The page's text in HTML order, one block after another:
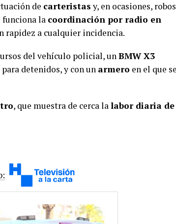
de carteristasy, en ocasiones, robos
funciona la coordinación por radio en
rapidez a cualquier incidencia.
del vehículo policial, unBMW X3
detenidos, y con un armero en el que se
, que muestra de cerca lalabor diaria